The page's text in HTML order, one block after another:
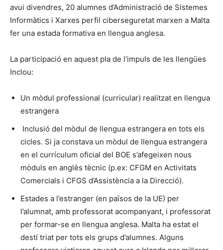
avui divendres, 20 alumnes d’Administració de Sistemes
Informàtics i Xarxes perfil ciberseguretat marxen a Malta
fer una estada formativa en llengua anglesa.
La participació en aquest pla de l’impuls de les llengües
Inclou:
Un mòdul professional (curricular) realitzat en llengua
estrangera
Inclusió del mòdul de llengua estrangera en tots els
cicles. Si ja constava un mòdul de llengua estrangera
en el currículum oficial del BOE s’afegeixen nous
mòduls en anglès tècnic (p.ex: CFGM en Activitats
Comercials i CFGS d’Assistència a la Direcció).
Estades a l’estranger (en països de la UE) per
l’alumnat, amb professorat acompanyant, i professorat
per formar-se en llengua anglesa. Malta ha estat el
destí triat per tots els grups d’alumnes. Alguns